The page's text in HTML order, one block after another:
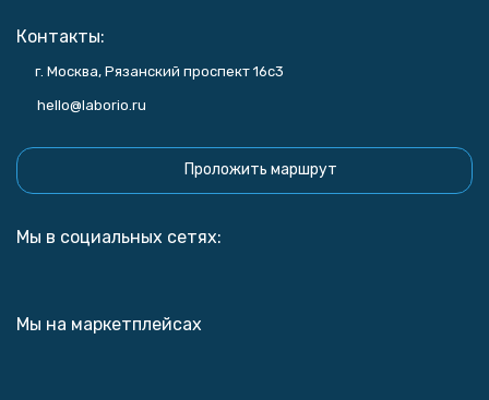
Контакты:
г. Москва, Рязанский проспект 16с3
hello@laborio.ru
Проложить маршрут
Мы в социальных сетях:
Мы на маркетплейсах